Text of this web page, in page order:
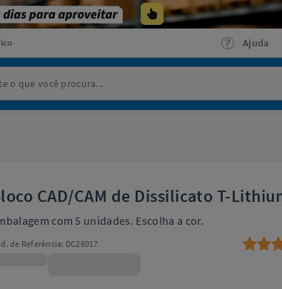
Ajuda
CAD/CAM de Dissilicato T-
com 5 unidades. Escolha a cor.
de Referência: DC26017